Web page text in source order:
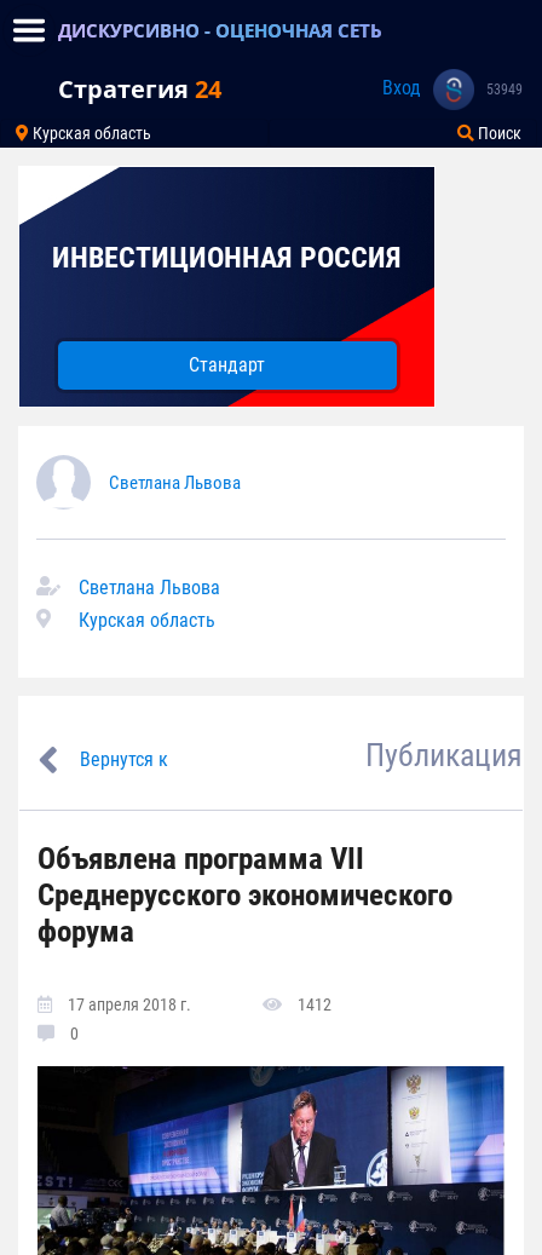
ДИСКУРСИВНО - ОЦЕНОЧНАЯ СЕТЬ
Стратегия 24 Вход 53949
Курская область Поиск
ИНВЕСТИЦИОННАЯ РОССИЯ
Стандарт
Светлана Львова
Светлана Львова
Курская область
Вернутся к Публикация
Объявлена программа VII
Среднерусского экономического
форума
17 апреля 2018 г.
1412
0